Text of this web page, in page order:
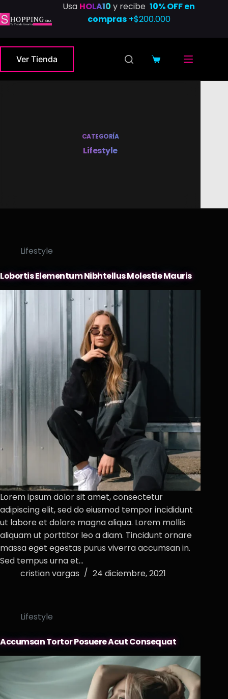
al
Usa HOLA10 y recibe10% OFF en
compras+$200.000
Ver Tienda
Carro
CATEGORÍA
Lifestyle
Lifestyle
Lobortis Elementum Nibhtellus Molestie Mauris
Lorem ipsum dolor sit amet, consectetur
adipiscing elit, sed do eiusmod tempor incididunt
ut labore et dolore magna aliqua. Lorem mollis
aliquam ut porttitor leo a diam. Tincidunt ornare
massa eget egestas purus viverra accumsan in.
Sed tempus urna et…
cristian vargas
24 diciembre, 2021
Lifestyle
Accumsan Tortor Posuere Acut Consequat